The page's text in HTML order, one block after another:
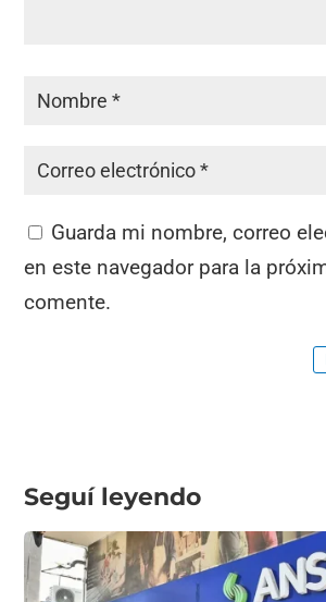
Guarda mi nombre, correo
en este navegador para la
comente.
Seguí leyendo